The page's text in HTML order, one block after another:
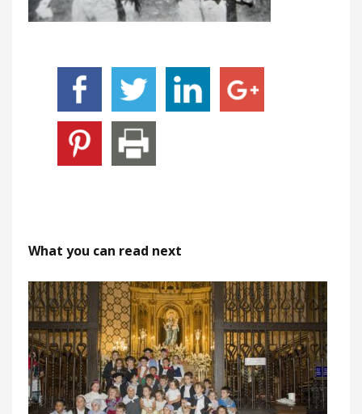
What you can read next